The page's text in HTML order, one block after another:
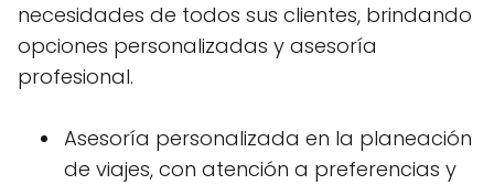
necesidades de todos sus clientes, brindando
opciones personalizadas y asesoría
profesional.
Asesoría personalizada en la planeación
de viajes, con atención a preferencias y